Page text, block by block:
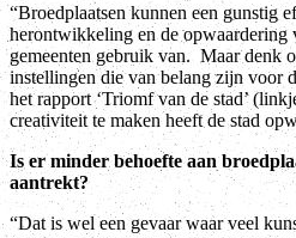
“Broedplaatsen kunnen een gunstig
herontwikkeling en de opwaardering
gemeenten gebruik van. Maar denk
instellingen die van belang zijn voor
het rapport ‘Triomf van de stad’
creativiteit te maken heeft de stad
Is er minder behoefte aan
aantrekt?
“Dat is wel een gevaar waar veel